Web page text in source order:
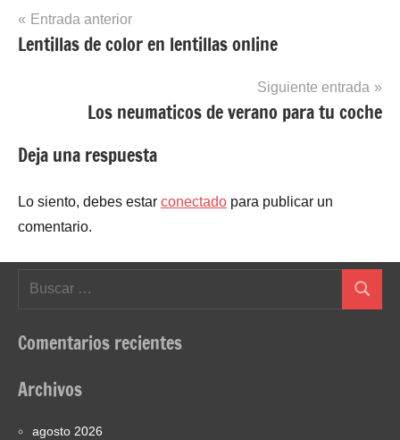
Navegación
de
Entrada anterior
Lentillas de color en lentillas online
Siguiente entrada
Los neumaticos de verano para tu coche
Deja una respuesta
Lo siento, debes estar conectado para publicar un
comentario.
Buscar
Comentarios recientes
Archivos
agosto 2026